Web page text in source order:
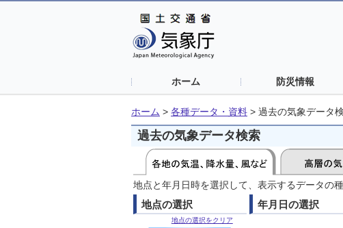
ホーム 防災情報
ホーム > 各種データ・資料 > 過去の気象データ
過去の気象データ検索
地点と年月日時を選択して、表示するデータの
地点の選択
地点の選択をクリア
年月日の選択